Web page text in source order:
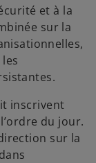
et à la
sur la
inscrivent
du jour.
sur la